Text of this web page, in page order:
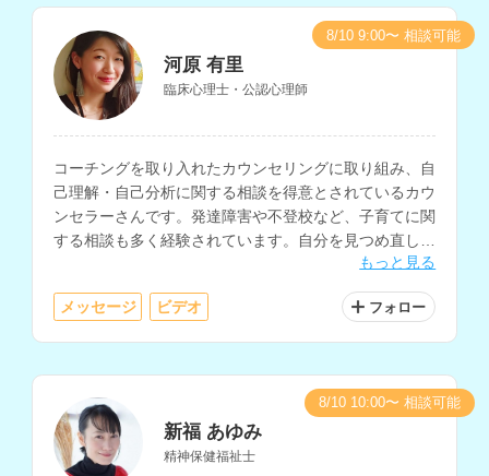
河原 有里
臨床心理士・公認心理師
コーチングを取り入れたカウンセリングに取り組み、自
己理解・自己分析に関する相談を得意とされているカウ
ンセラーさんです。発達障害や不登校など、子育てに関
する相談も多く経験されています。自分を見つめ直した
い、前向きに生きたいと考えている方にもおすすめで
す。
もっと見る
メッセージ ビデオ フォロー
8/10 9:00〜 相談可能
新福 あゆみ
精神保健福祉士
8/10 10:00〜 相談可能